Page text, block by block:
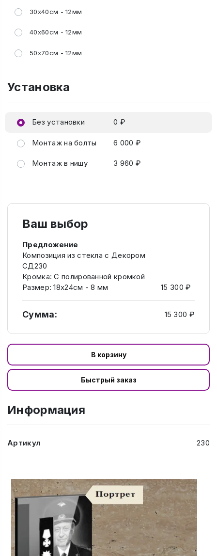
30х40см - 12мм
40х60см - 12мм
50х70см - 12мм
Установка
Без установки 0 ₽
Монтаж на болты 6 000 ₽
Монтаж в нишу 3 960 ₽
Ваш выбор
Предложение
Композиция из стекла с Декором
СД230
Кромка: C полированной кромкой
Размер: 18х24см - 8 мм
15 300 ₽
Сумма: 15 300 ₽
В корзину
Быстрый заказ
Информация
Артикул 230